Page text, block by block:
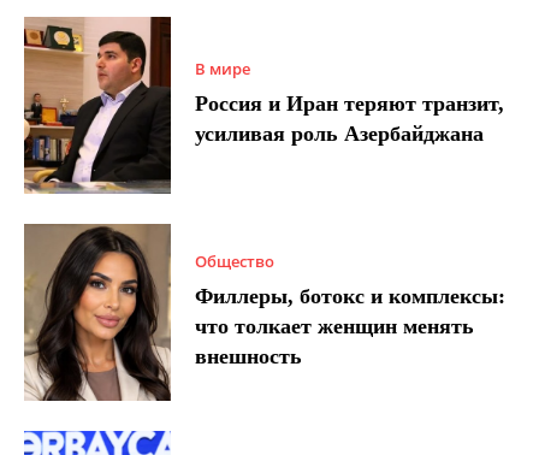
В мире
Россия и Иран теряют транзит,
усиливая роль Азербайджана
Общество
Филлеры, ботокс и комплексы:
что толкает женщин менять
внешность